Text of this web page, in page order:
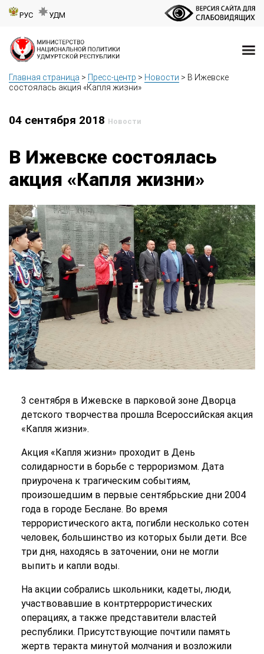
РУС УДМ
Главная страница > Пресс-центр > Новости > В Ижевске
состоялась акция «Капля жизни»
04 сентября 2018 Новости
В Ижевске состоялась
акция «Капля жизни»
3 сентября в Ижевске в парковой зоне Дворца
детского творчества прошла Всероссийская акция
«Капля жизни».
Акция «Капля жизни» проходит в День
солидарности в борьбе с терроризмом. Дата
приурочена к трагическим событиям,
произошедшим в первые сентябрьские дни 2004
года в городе Беслане. Во время
террористического акта, погибли несколько сотен
человек, большинство из которых были дети. Все
три дня, находясь в заточении, они не могли
выпить и капли воды.
На акции собрались школьники, кадеты, люди,
участвовавшие в контртеррористических
операциях, а также представители властей
республики. Присутствующие почтили память
жертв теракта минутой молчания и возложили